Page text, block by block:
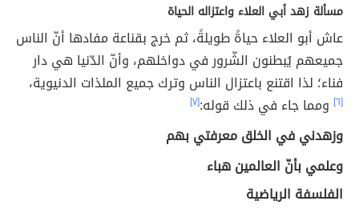
مسألة زهد أبي العلاء واعتزاله الحياة
عاش أبو العلاء حياةً طويلةً، ثم خرج بقناعة مفادها أنّ الناس
جميعهم يُبطنون الشّرور في دواخلهم، وأنّ الدّنيا هي دار
فناء؛ لذا اقتنع باعتزال الناس وترك جميع الملذات الدنيوية،
[٦] ومما جاء في ذلك قوله:[٧]
وزهدني في الخلق معرفتي بهم
وعلمي بأنّ العالمين هباء
الفلسفة الرياضية